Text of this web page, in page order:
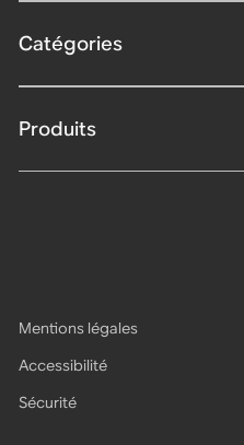
Catégories
Produits
Mentions légales
Accessibilité
Sécurité